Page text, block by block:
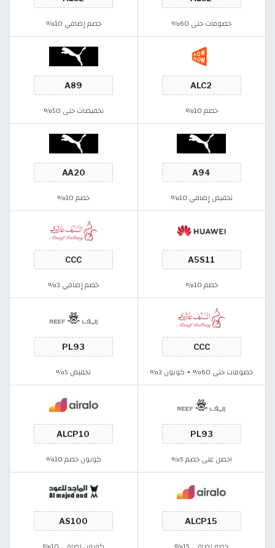
خصومات حتى 60% خصم إضافي 10%
خصم 10% تخفيضات حتى 50%
تخفيض إضافي 10% خصم 10%
خصم 10% خصم إضافي 3%
خصومات حتى 60% + كوبون 3% تخفيض 5%
احصل على خصم 5% كوبون خصم 10%